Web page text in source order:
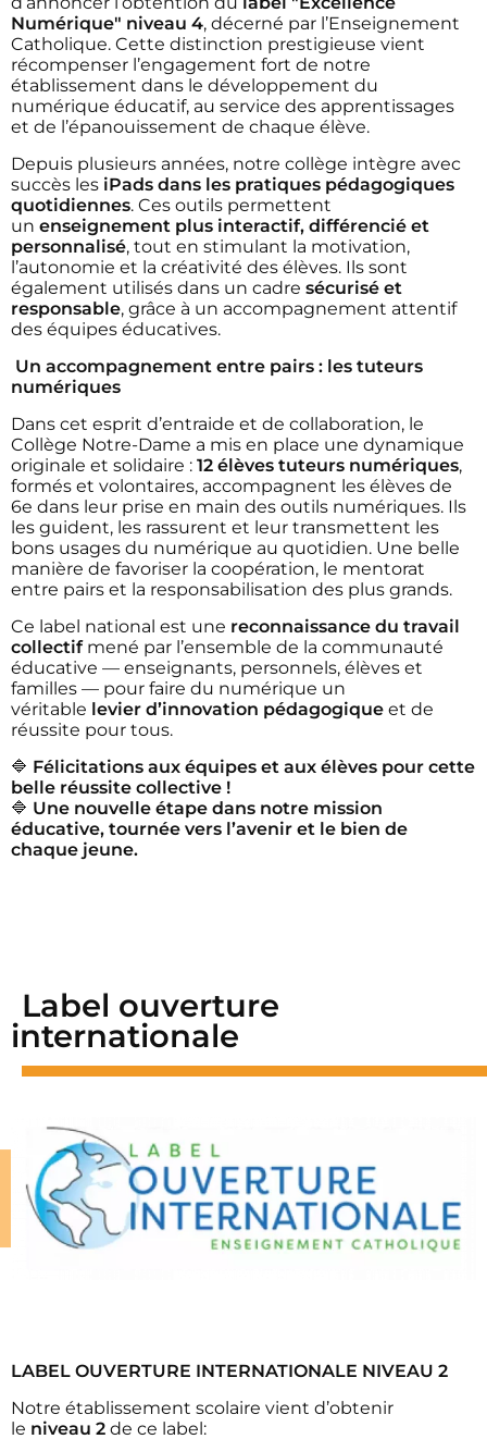
Numérique" niveau 4, décerné par l’Enseignement
Catholique. Cette distinction prestigieuse vient
récompenser l’engagement fort de notre
établissement dans le développement du
numérique éducatif, au service des apprentissages
et de l’épanouissement de chaque élève.
Depuis plusieurs années, notre collège intègre avec
succès les iPads dans les pratiques pédagogiques
quotidiennes. Ces outils permettent
un enseignement plus interactif, différencié et
personnalisé, tout en stimulant la motivation,
l’autonomie et la créativité des élèves. Ils sont
également utilisés dans un cadre sécurisé et
responsable, grâce à un accompagnement attentif
des équipes éducatives.
Un accompagnement entre pairs : les tuteurs
numériques
Dans cet esprit d’entraide et de collaboration, le
Collège Notre-Dame a mis en place une dynamique
originale et solidaire : 12 élèves tuteurs numériques,
formés et volontaires, accompagnent les élèves de
6e dans leur prise en main des outils numériques. Ils
les guident, les rassurent et leur transmettent les
bons usages du numérique au quotidien. Une belle
manière de favoriser la coopération, le mentorat
entre pairs et la responsabilisation des plus grands.
Ce label national est une reconnaissance du travail
collectifmené par l’ensemble de la communauté
éducative — enseignants, personnels, élèves et
familles — pour faire du numérique un
véritable levier d’innovation pédagogique et de
réussite pour tous.
🔷 Félicitations aux équipes et aux élèves pour cette
belle réussite collective !
🔷 Une nouvelle étape dans notre mission
éducative, tournée vers l’avenir et le bien de
chaque jeune.
Label ouverture
internationale
LABEL OUVERTURE INTERNATIONALE NIVEAU 2
Notre établissement scolaire vient d’obtenir
le niveau 2 de ce label: